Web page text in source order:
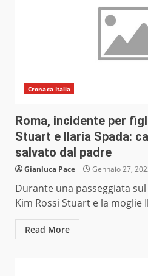
Cronaca Italia
Roma, incidente per
Stuart e Ilaria Spada:
salvato dal padre
Gianluca Pace Gennaio 27,
Durante una passeggiata
Kim Rossi Stuart e la moglie
Read More